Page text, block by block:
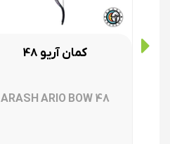
کمان آریو 48
ARASH ARIO BOW 48